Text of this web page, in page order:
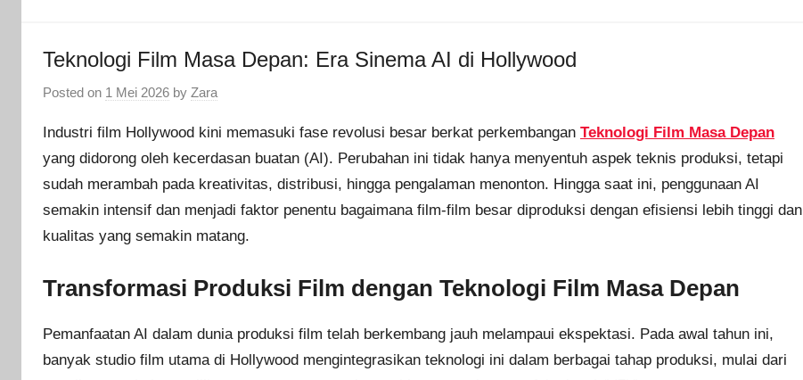
Teknologi Film Masa Depan: Era Sinema AI di Hollywood
Posted on 1 Mei 2026 by Zara
Industri film Hollywood kini memasuki fase revolusi besar berkat perkembangan Teknologi Film Masa Depan
yang didorong oleh kecerdasan buatan (AI). Perubahan ini tidak hanya menyentuh aspek teknis produksi, tetapi
sudah merambah pada kreativitas, distribusi, hingga pengalaman menonton. Hingga saat ini, penggunaan AI
semakin intensif dan menjadi faktor penentu bagaimana film-film besar diproduksi dengan efisiensi lebih tinggi dan
kualitas yang semakin matang.
Transformasi Produksi Film dengan Teknologi Film Masa Depan
Pemanfaatan AI dalam dunia produksi film telah berkembang jauh melampaui ekspektasi. Pada awal tahun ini,
banyak studio film utama di Hollywood mengintegrasikan teknologi ini dalam berbagai tahap produksi, mulai dari